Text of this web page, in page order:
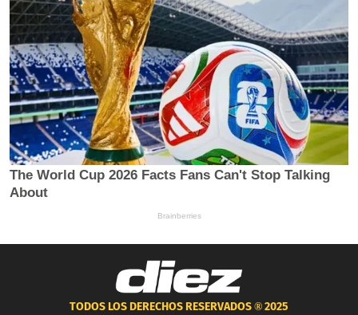
TODOS LOS DERECHOS RESERVADOS ®2025